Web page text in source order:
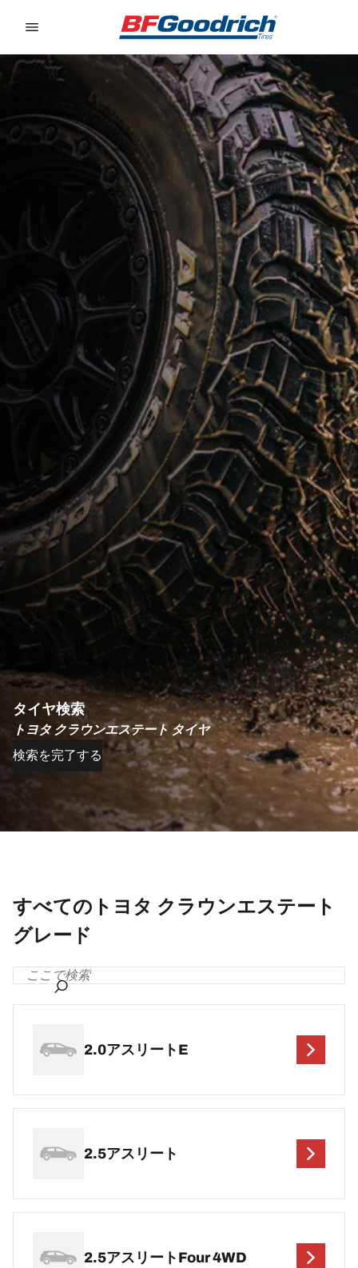
タイヤ検索
トヨタ クラウンエステート タイヤ
検索を完了する
すべてのトヨタ クラウンエステート
グレード
2.0アスリートE
2.5アスリート
2.5アスリートFour 4WD